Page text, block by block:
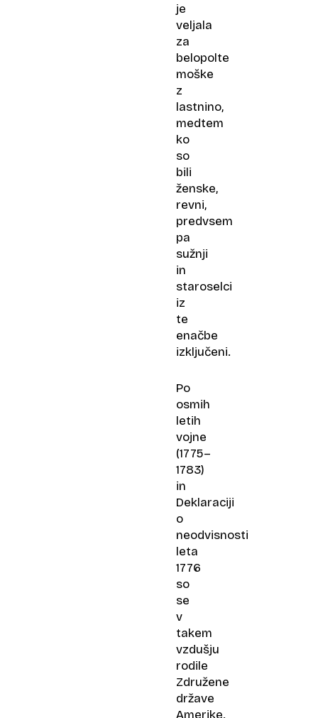
je
veljala
za
belopolte
moške
z
lastnino,
medtem
ko
so
bili
ženske,
revni,
predvsem
pa
sužnji
in
staroselci
iz
te
enačbe
izključeni.
Po
osmih
letih
vojne
(1775–
1783)
in
Deklaraciji
o
neodvisnosti
leta
1776
so
se
v
takem
vzdušju
rodile
Združene
države
Amerike.